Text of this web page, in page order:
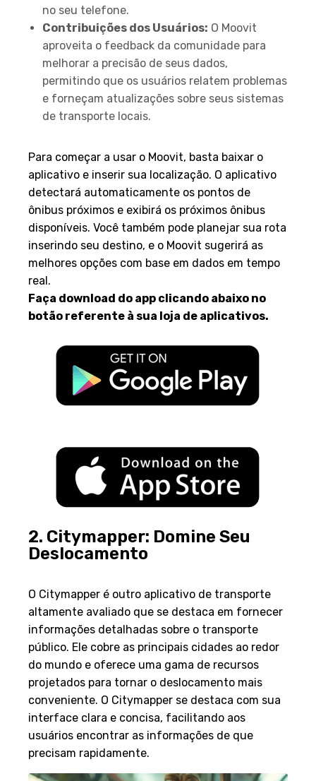
no seu telefone.
Contribuições dos Usuários: O Moovit
aproveita o feedback da comunidade para
melhorar a precisão de seus dados,
permitindo que os usuários relatem problemas
e forneçam atualizações sobre seus sistemas
de transporte locais.
Para começar a usar o Moovit, basta baixar o
aplicativo e inserir sua localização. O aplicativo
detectará automaticamente os pontos de
ônibus próximos e exibirá os próximos ônibus
disponíveis. Você também pode planejar sua rota
inserindo seu destino, e o Moovit sugerirá as
melhores opções com base em dados em tempo
real.
Faça download do app clicando abaixo no
botão referente à sua loja de aplicativos.
2. Citymapper: Domine Seu
Deslocamento
O Citymapper é outro aplicativo de transporte
altamente avaliado que se destaca em fornecer
informações detalhadas sobre o transporte
público. Ele cobre as principais cidades ao redor
do mundo e oferece uma gama de recursos
projetados para tornar o deslocamento mais
conveniente. O Citymapper se destaca com sua
interface clara e concisa, facilitando aos
usuários encontrar as informações de que
precisam rapidamente.